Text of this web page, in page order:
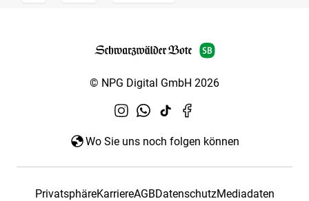
© NPG Digital GmbH 2026
Wo Sie uns noch folgen können
PrivatsphäreKarriereAGBDatenschutzMediadaten